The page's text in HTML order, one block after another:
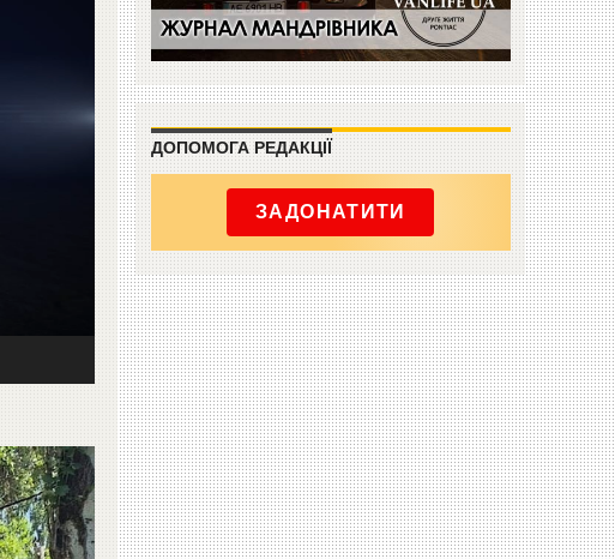
ДОПОМОГА РЕДАКЦІЇ
ЗАДОНАТИТИ